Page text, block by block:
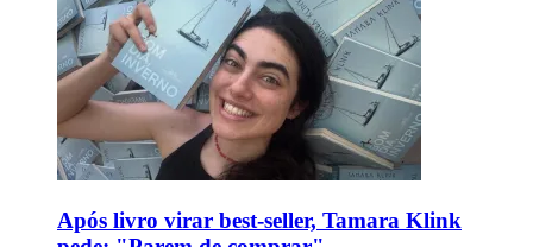
Após livro virar best-seller, Tamara Klink